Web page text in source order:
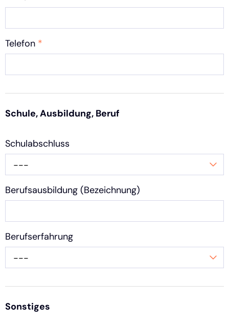
Telefon *
Schule, Ausbildung, Beruf
Schulabschluss
---
Berufsausbildung (Bezeichnung)
Berufserfahrung
---
Sonstiges